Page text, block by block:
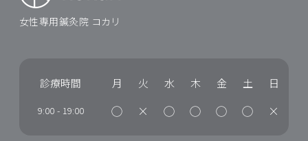
女性専用鍼灸院 コカリ
診療時間 月 火 水 木 金 土 日
9:00 - 19:00 ◯ × ◯ ◯ ◯ ◯ ×